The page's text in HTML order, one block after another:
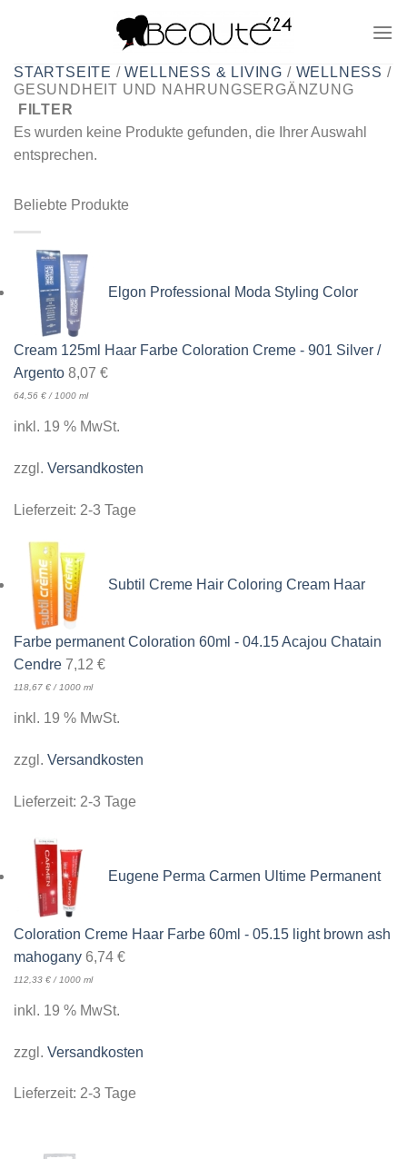
STARTSEITE / WELLNESS & LIVING / WELLNESS /
GESUNDHEIT UND NAHRUNGSERGÄNZUNG
FILTER
Es wurden keine Produkte gefunden, die Ihrer Auswahl
entsprechen.
Beliebte Produkte
Elgon Professional Moda Styling Color
Cream 125ml Haar Farbe Coloration Creme - 901 Silver /
Argento 8,07 €
64,56 € / 1000 ml
inkl. 19 % MwSt.
zzgl. Versandkosten
Lieferzeit: 2-3 Tage
Subtil Creme Hair Coloring Cream Haar
Farbe permanent Coloration 60ml - 04.15 Acajou Chatain
Cendre 7,12 €
118,67 €/1000 ml
inkl. 19 % MwSt.
zzgl. Versandkosten
Lieferzeit: 2-3 Tage
Eugene Perma Carmen Ultime Permanent
Coloration Creme Haar Farbe 60ml - 05.15 light brown ash
mahogany 6,74 €
112,33 € / 1000 ml
inkl. 19 % MwSt.
zzgl. Versandkosten
Lieferzeit: 2-3 Tage